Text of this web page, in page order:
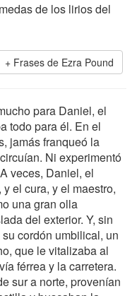
de los lirios del
Frases de Ezra Pound
para Daniel, el
todo para él. En el
jamás franqueó la
Ni experimentó
veces, Daniel, el
el cura, y el maestro,
una gran olla
del exterior. Y, sin
cordón umbilical, un
que le vitalizaba al
férrea y la carretera.
sur a norte, provenían